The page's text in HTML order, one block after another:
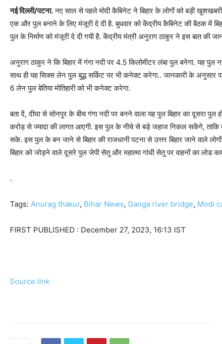
नई दिल्ली/पटना.नए साल से पहले मोदी कैबिनेट ने बिहार के लोगों को बड़ी
एक और पुल बनाने के लिए मंजूरी दे दी है. बुधवार को केंद्रीय कैबिनेट की बैठक में
पुल के निर्माण को मंजूरी दे दी गयी है. केंद्रीय मंत्री अनुराग ठाकुर ने इस बात की
अनुराग ठाकुर ने कि बिहार में गंगा नदी पर 4.5 किलोमीटर लंबा पुल बनेगा. यह पुल
साथ ही यह सिक्स लेन पुल बुद्ध सर्किट पर भी कनेक्ट करेगा.. जानकारी के अनुसार
6 लेन पुल बेतिया मोतिहारी को भी कनेक्ट करेगा.
बता दें, दीघा से सोनपुर के बीच गंगा नदी पर बनने वाला यह पुल बिहार का दूसरा
करोड़ से ज्यादा की लागत आएगी. इस पुल के नीचे से बड़े जहाज निकल सकेंगे, ताकि
सके. इस पुल के बन जाने से बिहार की राजधानी पटना से उत्तर बिहार जाने वाले
बिहार को जोड़ने वाले दूसरे पुल जेपी सेतु और महात्मा गांधी सेतु पर वाहनों का लोड
.
Tags: Anurag thakur, Bihar News, Ganga river bridge, Modi
FIRST PUBLISHED : December 27, 2023, 16:13 IST
Source link